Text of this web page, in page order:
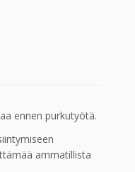
ennen purkutyötä.
ammatillista